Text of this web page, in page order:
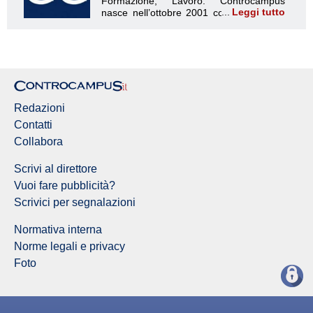
Leggi tutto
Redazioni
Contatti
Collabora
Scrivi al direttore
Vuoi fare pubblicità?
Scrivici per segnalazioni
Normativa interna
Norme legali e privacy
Foto